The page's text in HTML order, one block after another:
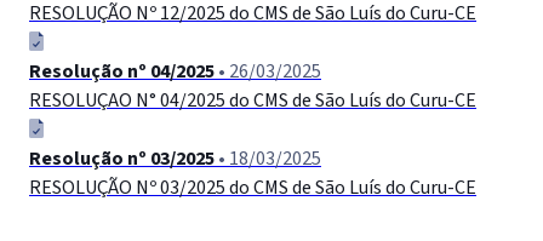
RESOLUÇÃO Nº 12/2025 do CMS de São Luís do Curu-CE
Resolução nº 04/2025• 26/03/2025
RESOLUÇAO N° 04/2025 do CMS de São Luís do Curu-СЕ
Resolução nº 03/2025• 18/03/2025
RESOLUÇÃO Nº 03/2025 do CMS de São Luís do Curu-СЕ